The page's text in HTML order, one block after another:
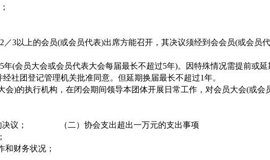
／3以上的会员(或会员代表)出席方能召开，其决议须经到会会员(或会员
年(会员大会或会员代表大会每届最长不超过5年)。因特殊情况需提前或
社团登记管理机关批准同意。但延期换届最长不超过1年。
会)的执行机构，在闭会期间领导本团体开展日常工作，对会员大会(或会
的决议； （二）协会支出超出一万元的支出事项
和财务状况；